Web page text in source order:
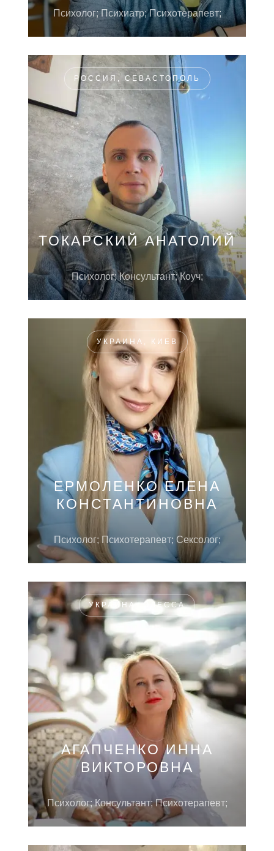
Психолог; Психиатр; Психотерапевт;
РОССИЯ, СЕВАСТОПОЛЬ
ТОКАРСКИЙ АНАТОЛИЙ
Психолог; Консультант; Коуч;
УКРАИНА, КИЕВ
ЕРМОЛЕНКО ЕЛЕНА
КОНСТАНТИНОВНА
Психолог; Психотерапевт; Сексолог;
УКРАИНА, ОДЕССА
АГАПЧЕНКО ИННА
ВИКТОРОВНА
Психолог; Консультант; Психотерапевт;